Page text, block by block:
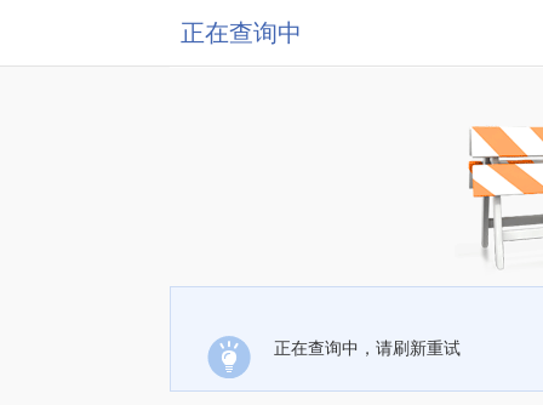
正在查询中
正在查询中，请刷新重试